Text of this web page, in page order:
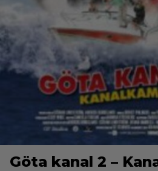
Göta kanal 2 –